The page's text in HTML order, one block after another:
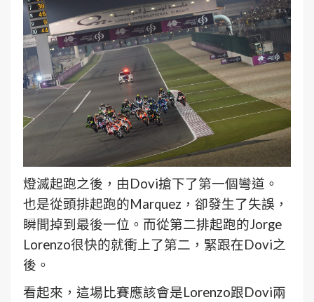
燈滅起跑之後，由Dovi搶下了第一個彎道。
也是從頭排起跑的Marquez，卻發生了失誤，
瞬間掉到最後一位。而從第二排起跑的Jorge
Lorenzo很快的就衝上了第二，緊跟在Dovi之
後。
看起來，這場比賽應該會是Lorenzo跟Dovi兩